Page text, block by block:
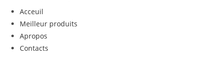
Acceuil
Meilleur produits
Apropos
Contacts